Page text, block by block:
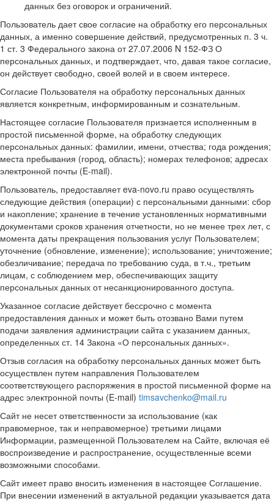
данных без оговорок и ограничений.
Пользователь дает свое согласие на обработку его персональных
данных, а именно совершение действий, предусмотренных п. 3 ч.
1 ст. 3 Федерального закона от 27.07.2006 N 152-ФЗ О
персональных данных, и подтверждает, что, давая такое согласие,
он действует свободно, своей волей и в своем интересе.
Согласие Пользователя на обработку персональных данных
является конкретным, информированным и сознательным.
Настоящее согласие Пользователя признается исполненным в
простой письменной форме, на обработку следующих
персональных данных: фамилии, имени, отчества; года рождения;
места пребывания (город, область); номерах телефонов; адресах
электронной почты (E-mail).
Пользователь, предоставляет eva-novo.ru право осуществлять
следующие действия (операции) с персональными данными: сбор
и накопление; хранение в течение установленных нормативными
документами сроков хранения отчетности, но не менее трех лет, с
момента даты прекращения пользования услуг Пользователем;
уточнение (обновление, изменение); использование; уничтожение;
обезличивание; передача по требованию суда, в т.ч., третьим
лицам, с соблюдением мер, обеспечивающих защиту
персональных данных от несанкционированного доступа.
Указанное согласие действует бессрочно с момента
предоставления данных и может быть отозвано Вами путем
подачи заявления администрации сайта с указанием данных,
определенных ст. 14 Закона «О персональных данных».
Отзыв согласия на обработку персональных данных может быть
осуществлен путем направления Пользователем
соответствующего распоряжения в простой письменной форме на
адрес электронной почты (E-mail) timsavchenko@mail.ru
Сайт не несет ответственности за использование (как
правомерное, так и неправомерное) третьими лицами
Информации, размещенной Пользователем на Сайте, включая её
воспроизведение и распространение, осуществленные всеми
возможными способами.
Сайт имеет право вносить изменения в настоящее Соглашение.
При внесении изменений в актуальной редакции указывается дата